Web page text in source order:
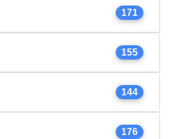
171
155
144
176